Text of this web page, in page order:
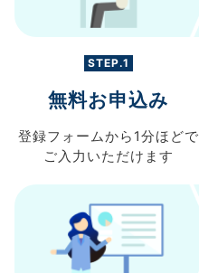
STEP.1
無料お申込み
登録フォームから 1分ほどで
ご入力 いただけます